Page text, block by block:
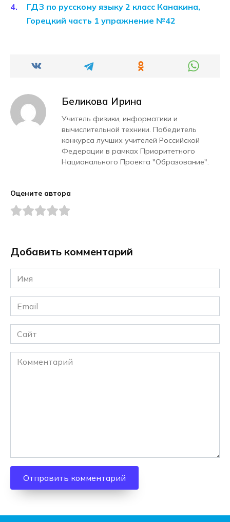
ГДЗ по русскому языку 2 класс Канакина,
Горецкий часть 1 упражнение №42
Беликова Ирина
Учитель физики, информатики и
вычислительной техники. Победитель
конкурса лучших учителей Российской
Федерации в рамках Приоритетного
Национального Проекта "Образование".
Оцените автора
Добавить комментарий
Имя
*
Email
*
Сайт
Комментарий